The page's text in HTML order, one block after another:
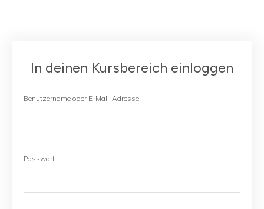
In deinen Kursbereich einloggen
Benutzername oder E-Mail-Adresse
Passwort